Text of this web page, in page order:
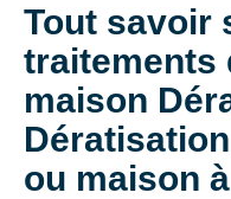
Tout savoir
traitements
maison
ou maison